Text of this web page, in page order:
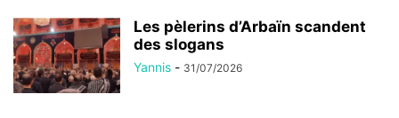
Les pèlerins d’Arbaïn scandent
des slogans
Yannis - 31/07/2026